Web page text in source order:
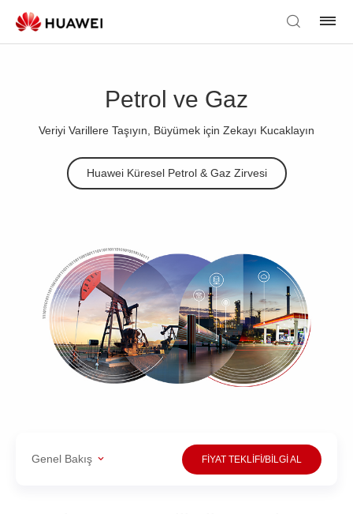
Petrol ve Gaz
Veriyi Varillere Taşıyın, Büyümek için Zekayı Kucaklayın
Huawei Küresel Petrol & Gaz Zirvesi
Genel Bakış FİYAT TEKLİFİ/BİLGİ AL